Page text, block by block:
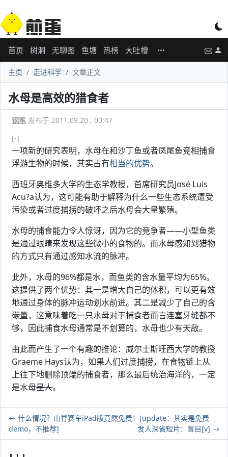
首页 树洞 无聊图 鱼塘 热榜 大吐槽
主页 走进科学 文章正文
水母是高效的猎食者
钢笔 发布于 2011.09.20 , 00:47
[-]
一项新的研究表明，水母在和沙丁鱼或者凤尾鱼竞相捕食
浮游生物的时候，其实占有相当的优势。
西班牙奥维多大学的生态学教授，首席研究员José Luis
Acu?a认为，这可能有助于解释为什么一些生态系统遭受
污染或者过度捕捞的破坏之后水母会大量繁殖。
水母的捕食能力令人惊讶，因为它的竞争者——小型鱼类
是通过眼睛来发现这些微小的食物的。而水母感知到猎物
的方式只有通过感知水流的脉冲。
此外，水母的96%都是水，而鱼类的含水量平均为65%。
这提供了两个优势：其一是增大自己的体积，可以更有效
地通过身体的脉冲运动划水前进。其二是减少了自己的含
碳量，这意味着吃一只水母对于捕食者而言连塞牙缝都不
够，因此捕食水母通常是不划算的，水母也少有天敌。
由此而产生了一个有趣的推论：威尔士斯旺西大学的教授
Graeme Hays认为，如果人们过度捕捞，在食物链上从
上往下地删除顶端的捕食者，那么最后统治海洋的，一定
是水母星人。
什么情况？山脊赛车iPad版竟然免费！[update：其实是免费
demo，不推荐]
发人深省短片：盲目[v]